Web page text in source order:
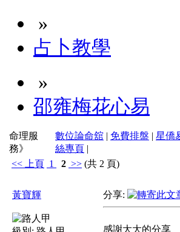
»
占卜教學
»
邵雍梅花心易
命理服
務》
數位論命舘 | 免費排盤 | 星僑
絲專頁 |
<<
上頁 1 2 >> (共 2 頁)
黃寶輝 分享:
感謝大大的分享